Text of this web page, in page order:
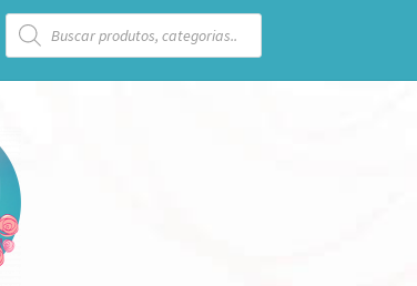
Pesquisar
produtos